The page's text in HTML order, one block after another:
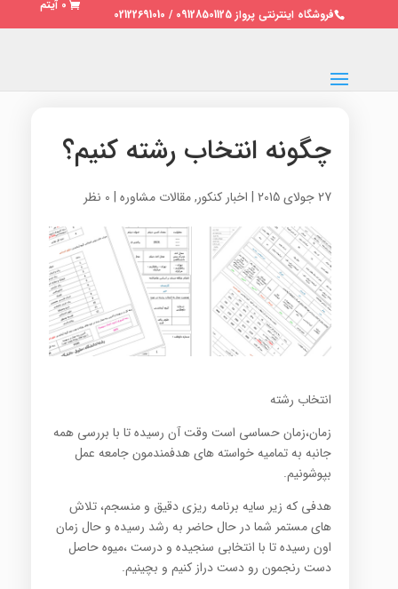
فروشگاه اینترنتی پرواز 09128501125 / 02122691010
0 آیتم
چگونه انتخاب رشته کنیم؟
27 جولای 2015 | اخبار کنکور,مقالات مشاوره| 0 نظر
انتخاب رشته
زمان،زمان حساسی است وقت آن رسیده تا با بررسی همه
جانبه به تمامیه خواسته های هدفمندمون جامعه عمل
بپوشونیم.
هدفی که زیر سایه برنامه ریزی دقیق و منسجم، تلاش
های مستمر شما در حال حاضر به رشد رسیده و حال زمان
اون رسیده تا با انتخابی سنجیده و درست ،میوه حاصل
دست رنجمون رو دست دراز کنیم و بچینیم.